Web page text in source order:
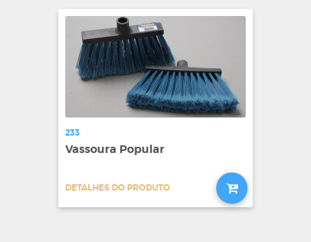
233
Vassoura Popular
DETALHES DO PRODUTO